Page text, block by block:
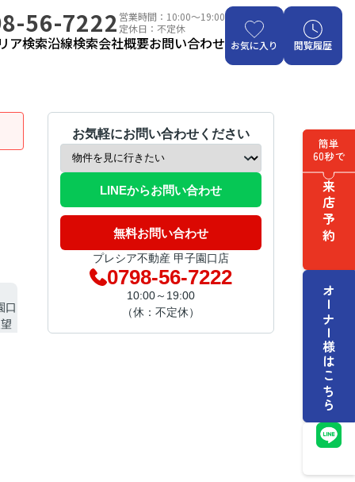
56-7222 営業時間：10:00～19:00
定休日：不定休
ア検索沿線検索会社概要お問い合わせ お気に入り 閲覧履歴
簡単
60秒で
来店予約
オーナー様はこちら
お気軽にお問い合わせください
LINEからお問い合わせ
無料お問い合わせ
プレシア不動産 甲子園口店
0798-56-7222
10:00～19:00
（休：不定休）